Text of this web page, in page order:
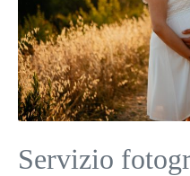
Servizio